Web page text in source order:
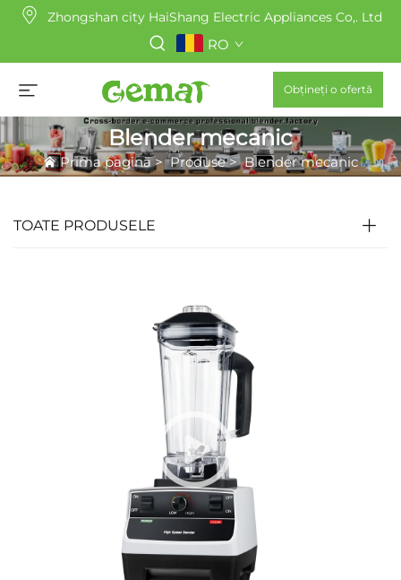
Zhongshan city HaiShang Electric Appliances Co,. Ltd
RO
Obțineți o ofertă
Blender mecanic
Prima pagină>Produse>Blender mecanic
TOATE PRODUSELE